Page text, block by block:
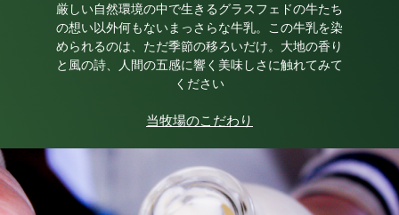
厳しい自然環境の中で生きるグラスフェドの牛たち
の想い以外何もないまっさらな牛乳。この牛乳を染
められるのは、ただ季節の移ろいだけ。大地の香り
と風の詩、人間の五感に響く美味しさに触れてみて
ください
当牧場のこだわり